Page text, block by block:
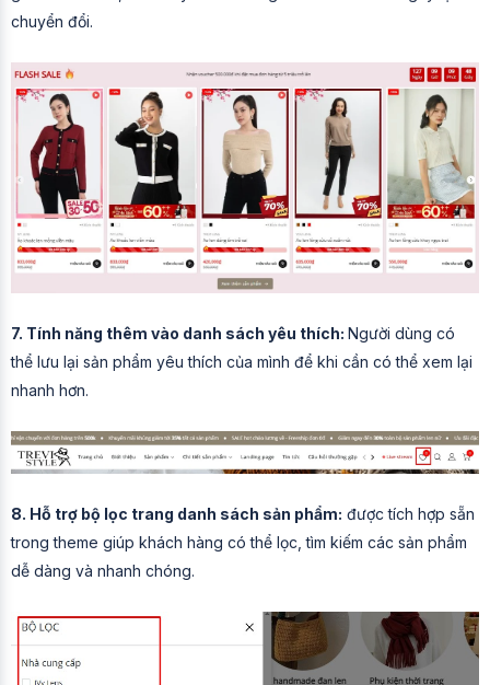
chuyển đổi.
7. Tính năng thêm vào danh sách yêu thích: Người dùng có
thể lưu lại sản phẩm yêu thích của mình để khi cần có thể xem lại
nhanh hơn.
8. Hỗ trợ bộ lọc trang danh sách sản phẩm: được tích hợp sẵn
trong theme giúp khách hàng có thể lọc, tìm kiếm các sản phẩm
dễ dàng và nhanh chóng.